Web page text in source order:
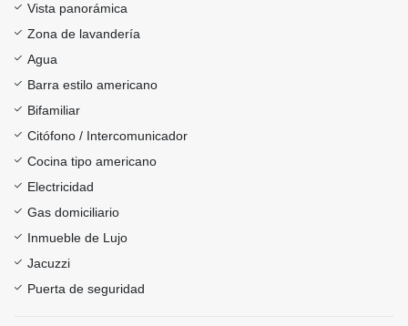
Vista panorámica
Zona de lavandería
Agua
Barra estilo americano
Bifamiliar
Citófono / Intercomunicador
Cocina tipo americano
Electricidad
Gas domiciliario
Inmueble de Lujo
Jacuzzi
Puerta de seguridad